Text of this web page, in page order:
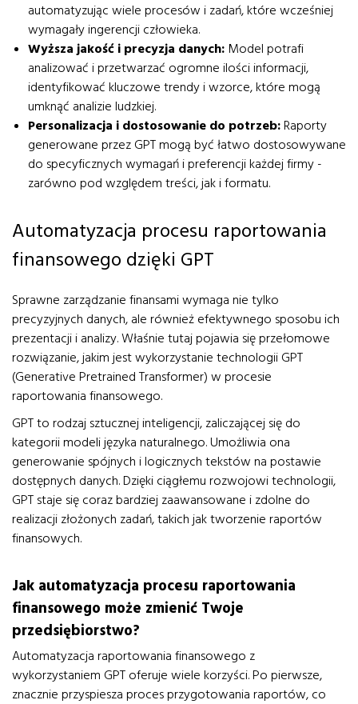
automatyzując wiele procesów i zadań, które wcześniej
wymagały ingerencji człowieka.
Wyższa jakość i precyzja danych: Model potrafi
analizować i przetwarzać ogromne ilości informacji,
identyfikować kluczowe trendy i wzorce, które mogą
umknąć analizie ludzkiej.
Personalizacja i dostosowanie do potrzeb:Raporty
generowane przez GPT mogą być łatwo dostosowywane
do specyficznych wymagań i preferencji każdej firmy -
zarówno pod względem treści, jak i formatu.
Automatyzacja procesu raportowania
finansowego dzięki GPT
Sprawne zarządzanie finansami wymaga nie tylko
precyzyjnych danych, ale również efektywnego sposobu ich
prezentacji i analizy. Właśnie tutaj pojawia się przełomowe
rozwiązanie, jakim jest wykorzystanie technologii GPT
(Generative Pretrained Transformer) w procesie
raportowania finansowego.
GPT to rodzaj sztucznej inteligencji, zaliczającej się do
kategorii modeli języka naturalnego. Umożliwia ona
generowanie spójnych i logicznych tekstów na postawie
dostępnych danych. Dzięki ciągłemu rozwojowi technologii,
GPT staje się coraz bardziej zaawansowane i zdolne do
realizacji złożonych zadań, takich jak tworzenie raportów
finansowych.
Jak automatyzacja procesu raportowania
finansowego może zmienić Twoje
przedsiębiorstwo?
Automatyzacja raportowania finansowego z
wykorzystaniem GPT oferuje wiele korzyści. Po pierwsze,
znacznie przyspiesza proces przygotowania raportów, co